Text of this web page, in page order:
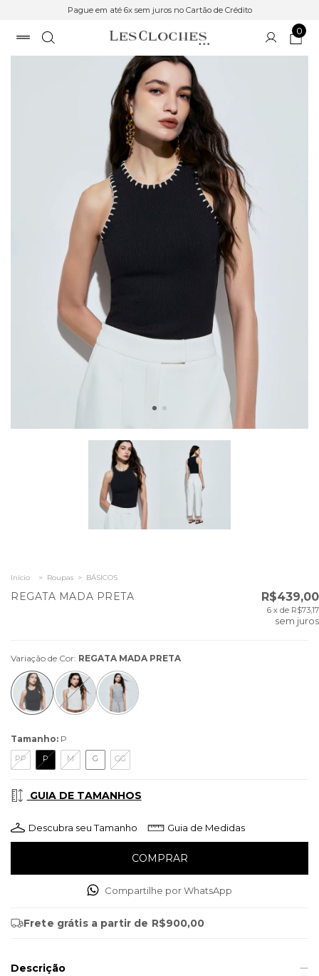
Pague em até 6x sem juros no Cartão de Crédito
0
Início > Roupas > BÁSICOS
REGATA MADA PRETA R$439,00
6 x de R$73,17
sem juros
Variação de Cor: REGATA MADA PRETA
Tamanho: P
PP P M G GG
GUIA DE TAMANHOS
Descubra seu Tamanho Guia de Medidas
Compartilhe por WhatsApp
Frete grátis a partir de R$900,00
Descrição